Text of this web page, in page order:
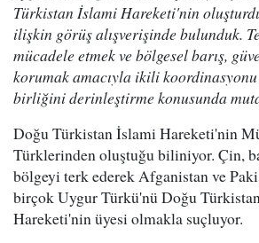
Türkistan İslami Hareketi'nin
ilişkin görüş alışverişinde bulunduk.
mücadele etmek ve bölgesel barış,
korumak amacıyla ikili
birliğini derinleştirme konusunda
Doğu Türkistan İslami Hareketi'nin
Türklerinden oluştuğu biliniyor. Çin,
bölgeyi terk ederek Afganistan ve
birçok Uygur Türkü'nü Doğu
Hareketi'nin üyesi olmakla suçluyor.